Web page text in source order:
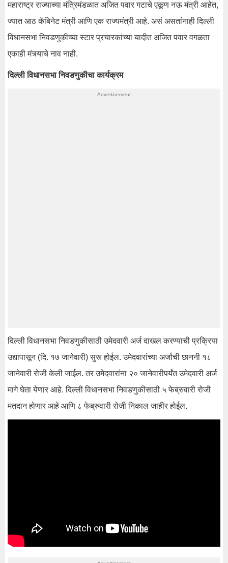
महाराष्ट्र राज्याच्या मंत्रिमंडळात अजित पवार गटाचे एकूण नऊ मंत्री आहेत,
ज्यात आठ कॅबिनेट मंत्री आणि एक राज्यमंत्री आहे. असं असतांनाही दिल्ली
विधानसभा निवडणुकीच्या स्टार प्रचारकांच्या यादीत अजित पवार वगळता
एकाही मंत्र्याचे नाव नाही.
दिल्ली विधानसभा निवडणुकीचा कार्यक्रम
दिल्ली विधानसभा निवडणुकीसाठी उमेदवारी अर्ज दाखल करण्याची प्रक्रिया
उद्यापासून (दि. १७ जानेवारी) सुरू होईल. उमेदवारांच्या अर्जांची छाननी १८
जानेवारी रोजी केली जाईल. तर उमेदवारांना २० जानेवारीपर्यंत उमेदवारी अर्ज
मागे घेता येणार आहे. दिल्ली विधानसभा निवडणुकीसाठी ५ फेब्रुवारी रोजी
मतदान होणार आहे आणि ८ फेब्रुवारी रोजी निकाल जाहीर होईल.